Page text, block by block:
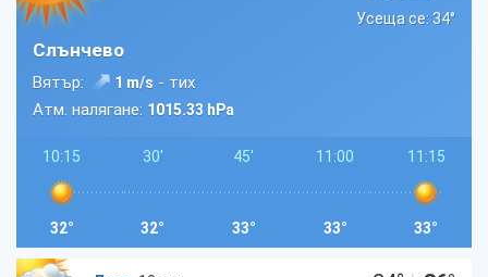
Усеща се: 34°
Слънчево
Вятър: 1 m/s - тих
Атм. налягане: 1015.33 hPa
10:15
32°
30'
32°
45'
33°
11:00
33°
11:15
33°